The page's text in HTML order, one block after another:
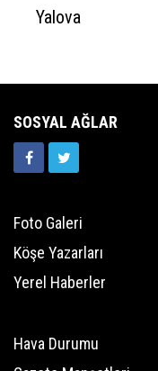
Yalova
SOSYAL AĞLAR
Foto Galeri
Köşe Yazarları
Yerel Haberler
Hava Durumu